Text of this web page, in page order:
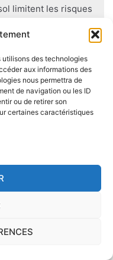
utilisons des technologies
aux informations des
nous permettra de
de navigation ou les ID
ou de retirer son
certaines caractéristiques
limitent les risques
des
ville
.